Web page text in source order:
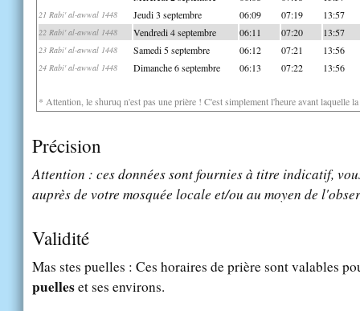
21 Rabi' al-awwal 1448 Jeudi 3 septembre 06:09 07:19 13:57
22 Rabi' al-awwal 1448 Vendredi 4 septembre 06:11 07:20 13:57
23 Rabi' al-awwal 1448 Samedi 5 septembre 06:12 07:21 13:56
24 Rabi' al-awwal 1448 Dimanche 6 septembre 06:13 07:22 13:56
* Attention, le shuruq n'est pas une prière ! C'est simplement l'heure avant laquelle
Précision
Attention : ces données sont fournies à titre indicatif,
auprès de votre mosquée locale et/ou au moyen de
Validité
Mas stes puelles : Ces horaires de prière sont valables
puelleset ses environs.